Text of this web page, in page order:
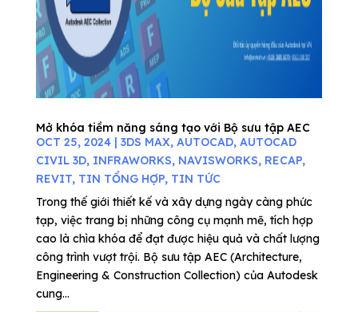
Mở khóa tiềm năng sáng tạo với Bộ sưu tập AEC
OCT 25, 2024| 3DS MAX, AUTOCAD, AUTOCAD
CIVIL 3D, INFRAWORKS, NAVISWORKS, RECAP,
REVIT, TIN TỔNG HỢP, TIN TỨC
Trong thế giới thiết kế và xây dựng ngày càng phức
tạp, việc trang bị những công cụ mạnh mẽ, tích hợp
cao là chìa khóa để đạt được hiệu quả và chất lượng
công trình vượt trội. Bộ sưu tập AEC (Architecture,
Engineering & Construction Collection) của Autodesk
cung...